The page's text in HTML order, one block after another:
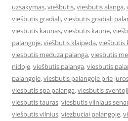
uzsakymas,viešbutis,viesbutis alanga,
viešbutis gradiali,viesbutis gradiali
viesbutis kaunas,viesbutis kaune,
palangoje,viešbutis klaipėda,viešbutis
viesbutis meduza palanga,viesbutis
nidoje,viešbutis palanga,viesbutis
palangoje,viesbutis palangoje prie
viesbutis spa palanga,viesbutis sventoji
viesbutis tauras,viesbutis vilniaus
viešbutis vilnius,viezbuciai palangoje,